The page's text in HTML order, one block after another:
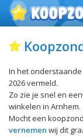
In het
2026 vermeld.
Zo zie je snel en
winkelen in Arnhem.
Mocht een
vernemen wij dit